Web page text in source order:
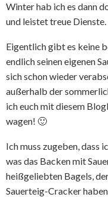
Winter hab ich es dann
und leistet treue Dienste.
Eigentlich gibt es keine
endlich seinen eigenen
sich schon wieder
außerhalb der
ich euch mit diesem
wagen! 🙂
Ich muss zugeben, dass
was das Backen mit
heißgeliebten Bagels,
Sauerteig-Cracker